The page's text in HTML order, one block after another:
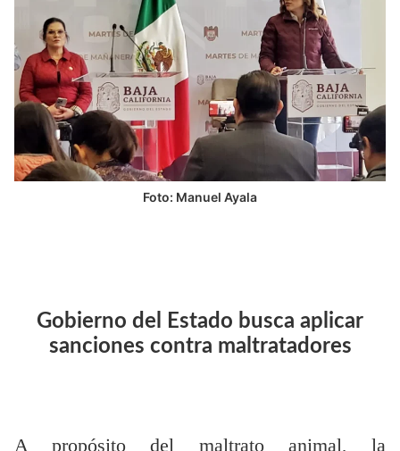
Foto: Manuel Ayala
Gobierno del Estado busca aplicar
sanciones contra maltratadores
A propósito del maltrato animal, la